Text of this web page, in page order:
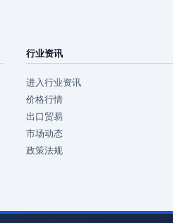
行业资讯
进入行业资讯
价格行情
出口贸易
市场动态
政策法规